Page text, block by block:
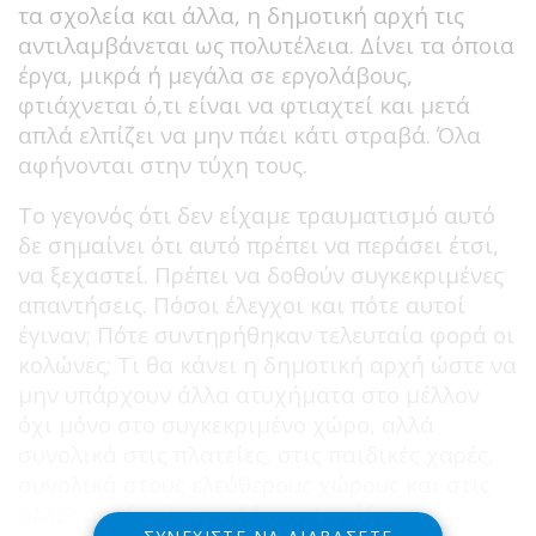
τα σχολεία και άλλα, η δημοτική αρχή τις
αντιλαμβάνεται ως πολυτέλεια. Δίνει τα όποια
έργα, μικρά ή μεγάλα σε εργολάβους,
φτιάχνεται ό,τι είναι να φτιαχτεί και μετά
απλά ελπίζει να μην πάει κάτι στραβά. Όλα
αφήνονται στην τύχη τους.
Το γεγονός ότι δεν είχαμε τραυματισμό αυτό
δε σημαίνει ότι αυτό πρέπει να περάσει έτσι,
να ξεχαστεί. Πρέπει να δοθούν συγκεκριμένες
απαντήσεις. Πόσοι έλεγχοι και πότε αυτοί
έγιναν; Πότε συντηρήθηκαν τελευταία φορά οι
άλλες υποδομές του δήμου Δωρίδας;